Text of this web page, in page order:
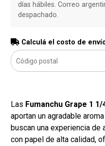
días hábiles. Correo
despachado.
Calculá el costo de
Las Fumanchu Grape 1 1/
aportan un agradable
buscan una experiencia de
con papel de alta calidad,